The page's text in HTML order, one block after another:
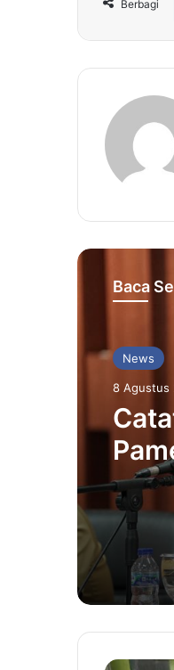
Berbagi
Baca
News
8 Agustus